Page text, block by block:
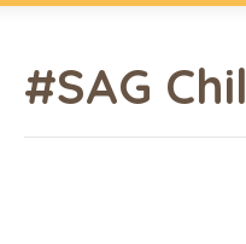
#SAG